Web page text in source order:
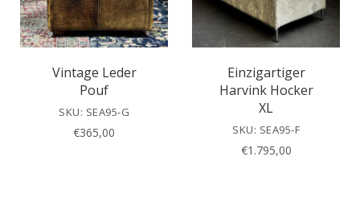
Vintage Leder
Pouf
SKU: SEA95-G
€365,00
Einzigartiger
Harvink Hocker
XL
SKU: SEA95-F
€1.795,00